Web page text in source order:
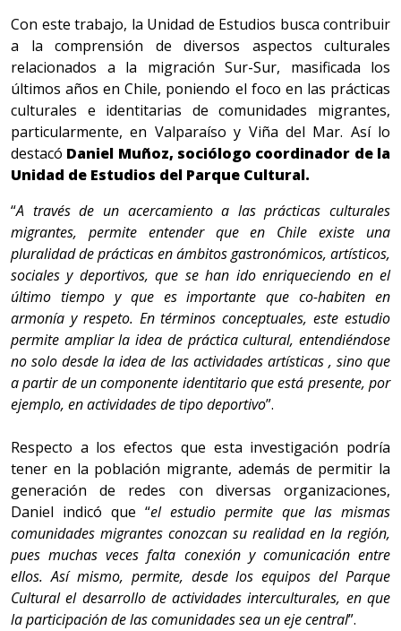
Con este trabajo, la Unidad de Estudios busca contribuir
a la comprensión de diversos aspectos culturales
relacionados a la migración Sur-Sur, masificada los
últimos años en Chile, poniendo el foco en las prácticas
culturales e identitarias de comunidades migrantes,
particularmente, en Valparaíso y Viña del Mar. Así lo
destacó Daniel Muñoz, sociólogo coordinador de la
Unidad de Estudios del Parque Cultural.
“A través de un acercamiento a las prácticas culturales
migrantes, permite entender que en Chile existe una
pluralidad de prácticas en ámbitos gastronómicos, artísticos,
sociales y deportivos, que se han ido enriqueciendo en el
último tiempo y que es importante que co-habiten en
armonía y respeto. En términos conceptuales, este estudio
permite ampliar la idea de práctica cultural, entendiéndose
no solo desde la idea de las actividades artísticas , sino que
a partir de un componente identitario que está presente, por
ejemplo, en actividades de tipo deportivo”.
Respecto a los efectos que esta investigación podría
tener en la población migrante, además de permitir la
generación de redes con diversas organizaciones,
Daniel indicó que “el estudio permite que las mismas
comunidades migrantes conozcan su realidad en la región,
pues muchas veces falta conexión y comunicación entre
ellos. Así mismo, permite, desde los equipos del Parque
Cultural el desarrollo de actividades interculturales, en que
la participación de las comunidades sea un eje central”.